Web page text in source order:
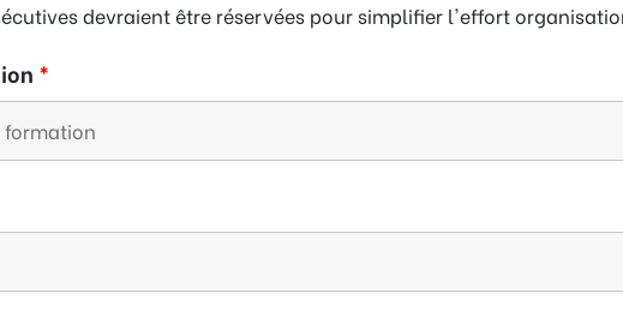
devraient être réservées pour simplifier l'effort
*